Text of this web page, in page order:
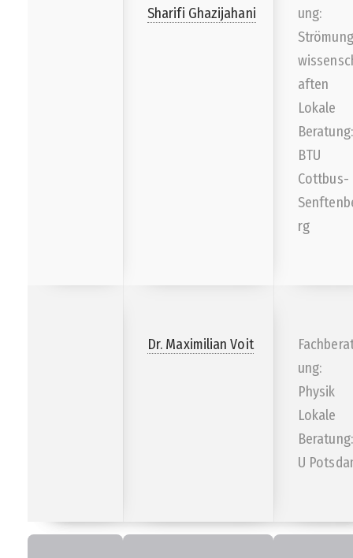
Sharifi Ghazijahani
ung:
aften
Lokale
Beratung:
BTU
Cottbus-
rg
Dr. Maximilian Voit
ung:
Physik
Lokale
Beratung:
U